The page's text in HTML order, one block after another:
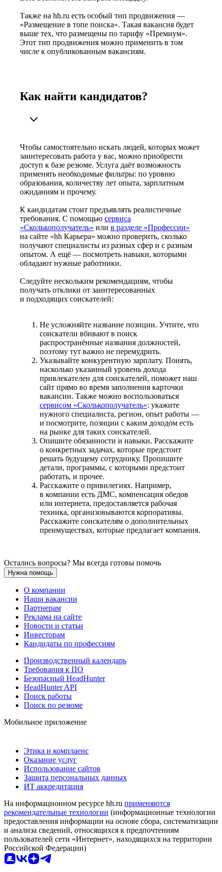
Также на hh.ru есть особый тип продвижения —
«Размещение в топе поиска». Такая вакансия будет
выше тех, что размещены по тарифу «Премиум».
Этот тип продвижения можно применить в том
числе к опубликованным вакансиям.
Как найти кандидатов?
Чтобы самостоятельно искать людей, которых может
заинтересовать работа у вас, можно приобрести
доступ к базе резюме. Услуга даёт возможность
применять необходимые фильтры: по уровню
образования, количеству лет опыта, зарплатным
ожиданиям и прочему.
К кандидатам стоит предъявлять реалистичные
требования. С помощью сервиса
«Сколькополучатель» или в разделе «Профессии»
на сайте «hh Карьера» можно проверить, сколько
получают специалисты из разных сфер и с разным
опытом. А ещё — посмотреть навыки, которыми
обладают нужные работники.
Следуйте нескольким рекомендациям, чтобы
получать отклики от заинтересованных
и подходящих соискателей:
Не усложняйте название позиции. Учтите, что
соискатели вбивают в поиск
распространённые названия должностей,
поэтому тут важно не перемудрить.
Указывайте конкурентную зарплату. Понять,
насколько указанный уровень дохода
привлекателен для соискателей, поможет наш
сайт прямо во время заполнения карточки
вакансии. Также можно воспользоваться
сервисом «Сколькополучатель»: укажите
нужного специалиста, регион, опыт работы —
и посмотрите, позиции с каким доходом есть
на рынке для таких соискателей.
Опишите обязанности и навыки. Расскажите
о конкретных задачах, которые предстоит
решать будущему сотруднику. Пропишите
детали, программы, с которыми предстоит
работать, и прочее.
Расскажите о привилегиях. Например,
в компании есть ДМС, компенсация обедов
или интернета, предоставляется рабочая
техника, организовываются корпоративы.
Расскажите соискателям о дополнительных
преимуществах, которые предлагает компания.
Остались вопросы? Мы всегда готовы помочь
Нужна помощь
О компании
Наши вакансии
Партнерам
Реклама на сайте
Новости и статьи
Инвесторам
Кандидаты по профессиям
Производственный календарь
Требования к ПО
Безопасный HeadHunter
HeadHunter API
Поиск работы
Поиск по резюме
Мобильное приложение
Этика и комплаенс
Оказание услуг
Использование сайтов
Защита персональных данных
ИТ аккредитация
На информационном ресурсе hh.ru применяются
рекомендательные технологии (информационные технологии
предоставления информации на основе сбора, систематизации
и анализа сведений, относящихся к предпочтениям
пользователей сети «Интернет», находящихся на территории
Российской Федерации)